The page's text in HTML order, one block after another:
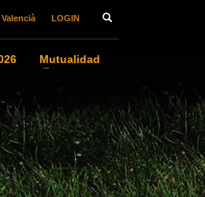
Valencià LOGIN
Mutualidad